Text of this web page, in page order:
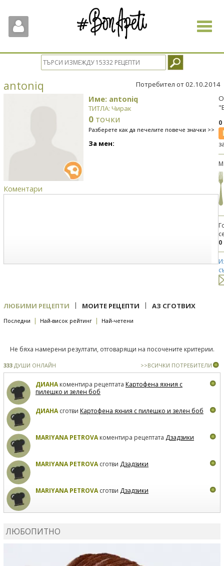
Toggle
antoniq Потребител от 02.10.2014
Име: antoniq
ТИТЛА: Чирак
0 точки
Разберете как да печелите повече значки >>
За мен:
Коментари
0
ЛЮБИМИ РЕЦЕПТИ | МОИТЕ РЕЦЕПТИ | АЗ СГОТВИХ
Последни | Най-висок рейтинг | Най-четени
Не бяха намерени резултати, отговарящи на посочените критерии.
333 ДУШИ ОНЛАЙН >>ВСИЧКИ ПОТРЕБИТЕЛИ
ДИАНАкоментира рецептата Картофена яхния с
пилешко и зелен боб
ДИАНАсготви Картофена яхния с пилешко и зелен боб
MARIYANA PETROVAкоментира рецептата Дзадзики
MARIYANA PETROVAсготви Дзадзики
MARIYANA PETROVAсготви Дзадзики
ЛЮБОПИТНО